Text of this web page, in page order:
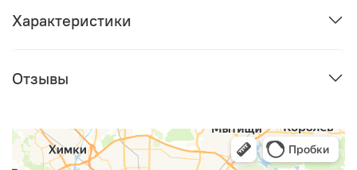
Характеристики
Отзывы